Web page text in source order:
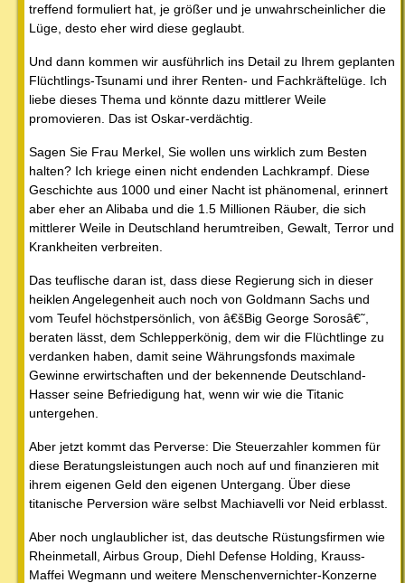
treffend formuliert hat, je größer und je unwahrscheinlicher die
Lüge, desto eher wird diese geglaubt.
Und dann kommen wir ausführlich ins Detail zu Ihrem geplanten
Flüchtlings-Tsunami und ihrer Renten- und Fachkräftelüge. Ich
liebe dieses Thema und könnte dazu mittlerer Weile
promovieren. Das ist Oskar-verdächtig.
Sagen Sie Frau Merkel, Sie wollen uns wirklich zum Besten
halten? Ich kriege einen nicht endenden Lachkrampf. Diese
Geschichte aus 1000 und einer Nacht ist phänomenal, erinnert
aber eher an Alibaba und die 1.5 Millionen Räuber, die sich
mittlerer Weile in Deutschland herumtreiben, Gewalt, Terror und
Krankheiten verbreiten.
Das teuflische daran ist, dass diese Regierung sich in dieser
heiklen Angelegenheit auch noch von Goldmann Sachs und
vom Teufel höchstpersönlich, von â€šBig George Sorosâ€˜,
beraten lässt, dem Schlepperkönig, dem wir die Flüchtlinge zu
verdanken haben, damit seine Währungsfonds maximale
Gewinne erwirtschaften und der bekennende Deutschland-
Hasser seine Befriedigung hat, wenn wir wie die Titanic
untergehen.
Aber jetzt kommt das Perverse: Die Steuerzahler kommen für
diese Beratungsleistungen auch noch auf und finanzieren mit
ihrem eigenen Geld den eigenen Untergang. Über diese
titanische Perversion wäre selbst Machiavelli vor Neid erblasst.
Aber noch unglaublicher ist, das deutsche Rüstungsfirmen wie
Rheinmetall, Airbus Group, Diehl Defense Holding, Krauss-
Maffei Wegmann und weitere Menschenvernichter-Konzerne